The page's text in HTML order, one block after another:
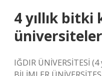
4 yıllık
IĞDIR ÜNİVERSİTESİ